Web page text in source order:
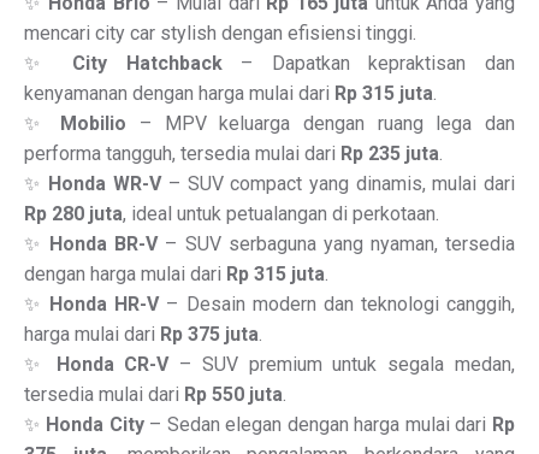
mencari city car stylish dengan efisiensi tinggi.
✨ City Hatchback– Dapatkan kepraktisan dan
kenyamanan dengan harga mulai dari Rp 315 juta.
✨ Mobilio – MPV keluarga dengan ruang lega dan
performa tangguh, tersedia mulai dari Rp 235 juta.
✨ Honda WR-V– SUV compact yang dinamis, mulai dari
Rp 280 juta, ideal untuk petualangan di perkotaan.
✨ Honda BR-V– SUV serbaguna yang nyaman, tersedia
dengan harga mulai dari Rp 315 juta.
✨ Honda HR-V– Desain modern dan teknologi canggih,
harga mulai dari Rp 375 juta.
✨ Honda CR-V– SUV premium untuk segala medan,
tersedia mulai dari Rp 550 juta.
✨ Honda City– Sedan elegan dengan harga mulai dari Rp